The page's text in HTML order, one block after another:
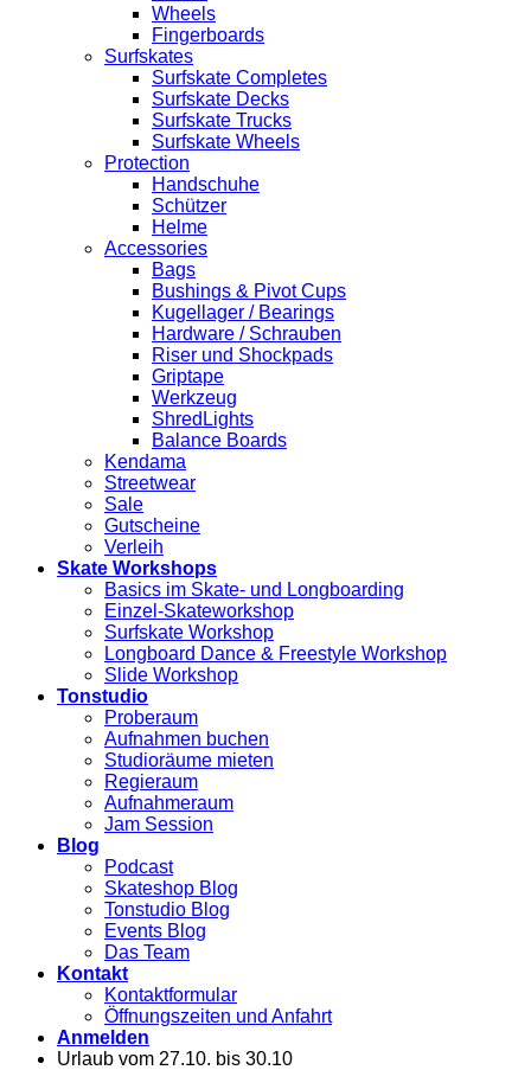
Wheels
Fingerboards
Surfskates
Surfskate Completes
Surfskate Decks
Surfskate Trucks
Surfskate Wheels
Protection
Handschuhe
Schützer
Helme
Accessories
Bags
Bushings & Pivot Cups
Kugellager / Bearings
Hardware / Schrauben
Riser und Shockpads
Griptape
Werkzeug
ShredLights
Balance Boards
Kendama
Streetwear
Sale
Gutscheine
Verleih
Skate Workshops
Basics im Skate- und Longboarding
Einzel-Skateworkshop
Surfskate Workshop
Longboard Dance & Freestyle Workshop
Slide Workshop
Tonstudio
Proberaum
Aufnahmen buchen
Studioräume mieten
Regieraum
Aufnahmeraum
Jam Session
Blog
Podcast
Skateshop Blog
Tonstudio Blog
Events Blog
Das Team
Kontakt
Kontaktformular
Öffnungszeiten und Anfahrt
Anmelden
Urlaub vom 27.10. bis 30.10